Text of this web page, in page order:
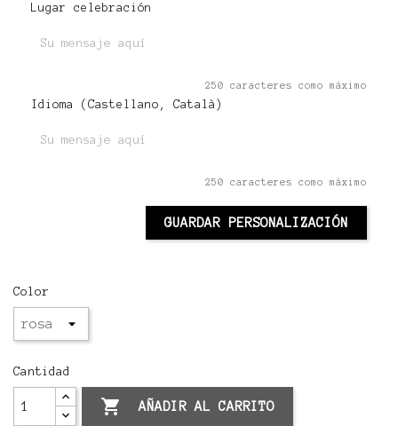
Lugar celebración
250 caracteres como máximo
Idioma (Castellano, Català)
250 caracteres como máximo
GUARDAR PERSONALIZACIÓN
Color
Cantidad
 AÑADIR AL CARRITO